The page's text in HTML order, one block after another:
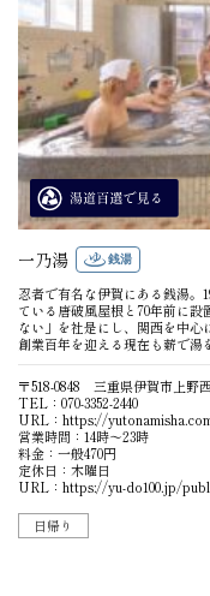
一乃湯 銭湯
忍者で有名な伊賀にある銭湯。
ている唐破風屋根と70年前に
ない」を社是にし、関西を中心
創業百年を迎える現在も薪で湯
〒518-0848 三重県伊賀市上野
TEL：070-3352-2440
URL： https://
営業時間：14時〜23時
料金：一般470円
定休日：木曜日
URL： https://yu-do100.jp/
日帰り